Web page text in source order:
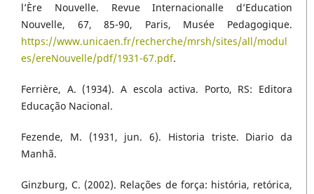
l’Ère Nouvelle. Revue Internacionalle d’Education
Nouvelle, 67, 85-90, Paris, Musée Pedagogique.
https://www.unicaen.fr/recherche/mrsh/sites/all/modul
es/ereNouvelle/pdf/1931-67.pdf.
Ferrière, A. (1934). A escola activa. Porto, RS: Editora
Educação Nacional.
Fezende, M. (1931, jun. 6). Historia triste. Diario da
Manhã.
Ginzburg, C. (2002). Relações de força: história, retórica,